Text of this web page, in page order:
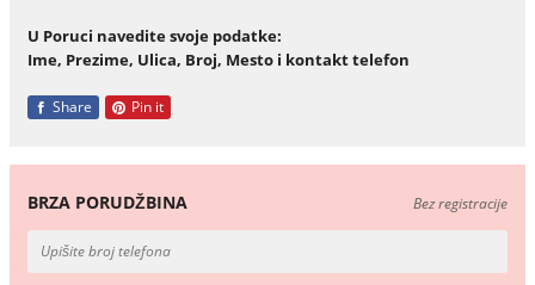
U Poruci navedite svoje podatke:
Ime, Prezime, Ulica, Broj, Mesto i kontakt telefon
Share Pin it
BRZA PORUDŽBINA Bez registracije